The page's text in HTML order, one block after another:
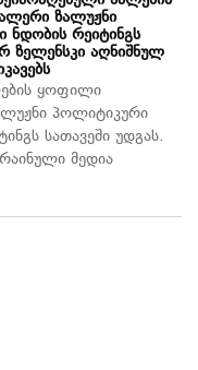
ზალუჟნი
რეიტინგს
ზელენსკი აღნიშნულ
ყოფილი
პოლიტიკური
სათავეში უდგას.
მედია